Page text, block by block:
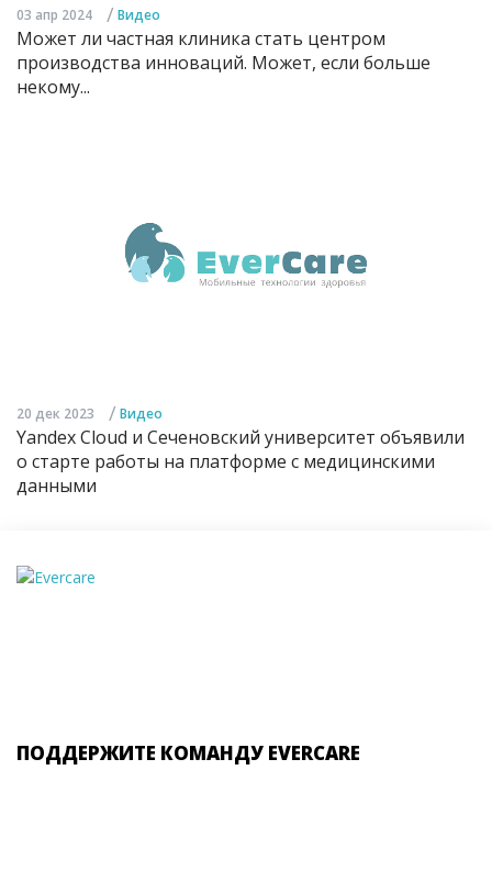
03 апр 2024 / Видео
Может ли частная клиника стать центром
производства инноваций. Может, если больше
некому...
20 дек 2023 / Видео
Yandex Cloud и Сеченовский университет объявили
о старте работы на платформе с медицинскими
данными
ПОДДЕРЖИТЕ КОМАНДУ EVERCARE